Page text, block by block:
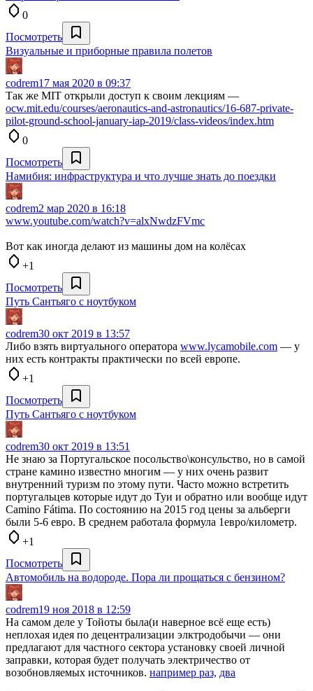
0
Посмотреть
Визуальные и приборные правила полетов
codrem17 мая 2020 в 09:37
Так же MIT открыли доступ к своим лекциям —
ocw.mit.edu/courses/aeronautics-and-astronautics/16-687-private-
pilot-ground-school-january-iap-2019/class-videos/index.htm
0
Посмотреть
Намибия: инфраструктура и что лучше знать до поездки
codrem2 мар 2020 в 16:18
www.youtube.com/watch?v=alxNwdzFVmc
Вот как иногда делают из машины дом на колёсах
+1
Посмотреть
Путь Сантьяго с ноутбуком
codrem30 окт 2019 в 13:57
Либо взять виртуального оператора www.lycamobile.com — у
них есть контракты практически по всей европе.
+1
Посмотреть
Путь Сантьяго с ноутбуком
codrem30 окт 2019 в 13:51
Не знаю за Португальское посольство\консульство, но в самой
стране камино известно многим — у них очень развит
внутренний туризм по этому пути. Часто можно встретить
португальцев которые идут до Туи и обратно или вообще идут
Camino Fátima. По состоянию на 2015 год цены за альберги
были 5-6 евро. В среднем работала формула 1евро/километр.
+1
Посмотреть
Автомобиль на водороде. Пора ли прощаться с бензином?
codrem19 ноя 2018 в 12:59
На самом деле у Тойоты была(и наверное всё еще есть)
неплохая идея по децентрализации элктродобычи — они
предлагают для частного сектора установку своей личной
заправки, которая будет получать электричество от
возобновляемых источников. например раз, два